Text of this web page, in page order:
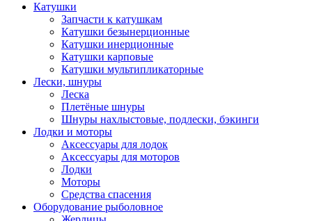
Катушки
Запчасти к катушкам
Катушки безынерционные
Катушки инерционные
Катушки карповые
Катушки мультипликаторные
Лески, шнуры
Леска
Плетёные шнуры
Шнуры нахлыстовые, подлески, бэкинги
Лодки и моторы
Аксессуары для лодок
Аксессуары для моторов
Лодки
Моторы
Средства спасения
Оборудование рыболовное